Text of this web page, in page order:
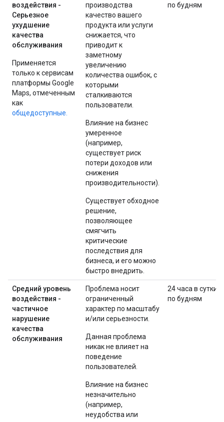
воздействия -
Серьезное
ухудшение
качества
обслуживания
Применяется
только к сервисам
платформы Google
Maps, отмеченным
как
общедоступные.
производства
качество вашего
продукта или услуги
снижается, что
приводит к
заметному
увеличению
количества ошибок, с
которыми
сталкиваются
пользователи.
Влияние на бизнес
умеренное
(например,
существует риск
потери доходов или
снижения
производительности).
Существует обходное
решение,
позволяющее
смягчить
критические
последствия для
бизнеса, и его можно
быстро внедрить.
по будням
Средний уровень
воздействия -
частичное
нарушение
качества
обслуживания
Проблема носит
ограниченный
характер по масштабу
и/или серьезности.
Данная проблема
никак не влияет на
поведение
пользователей.
Влияние на бизнес
незначительно
(например,
неудобства или
24 часа в сутки
по будням